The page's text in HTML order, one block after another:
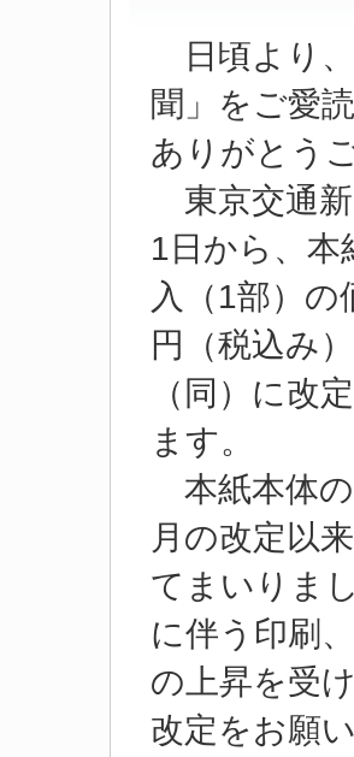
日頃より
聞」をご愛
ありがとう
東京交通
1日から、本
入（1部）
円（税込み
（同）に改
ます。
本紙本体
月の改定以
てまいりま
に伴う印刷
の上昇を受
改定をお願